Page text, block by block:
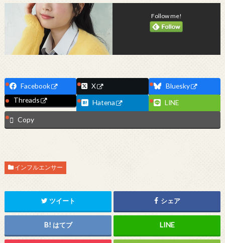
Follow me!
Facebook X
Bluesky
Threads
Hatena
LINE
Copy
インフルエンサー
ツイート シェア
はてブ